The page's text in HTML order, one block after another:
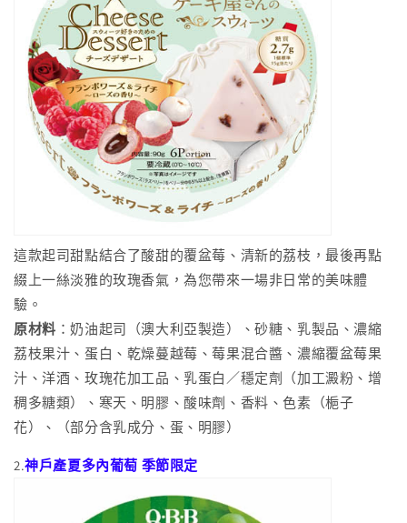
這款起司甜點結合了酸甜的覆盆莓、清新的荔枝，最後再點
綴上一絲淡雅的玫瑰香氣，為您帶來一場非日常的美味體
驗。
原材料 ：奶油起司（澳大利亞製造）、砂糖、乳製品、濃縮
荔枝果汁、蛋白、乾燥蔓越莓、莓果混合醬、濃縮覆盆莓果
汁、洋酒、玫瑰花加工品、乳蛋白／穩定劑（加工澱粉、增
稠多糖類）、寒天、明膠、酸味劑、香料、色素（梔子
花）、（部分含乳成分、蛋、明膠）
2.神戶產夏多內葡萄 季節限定